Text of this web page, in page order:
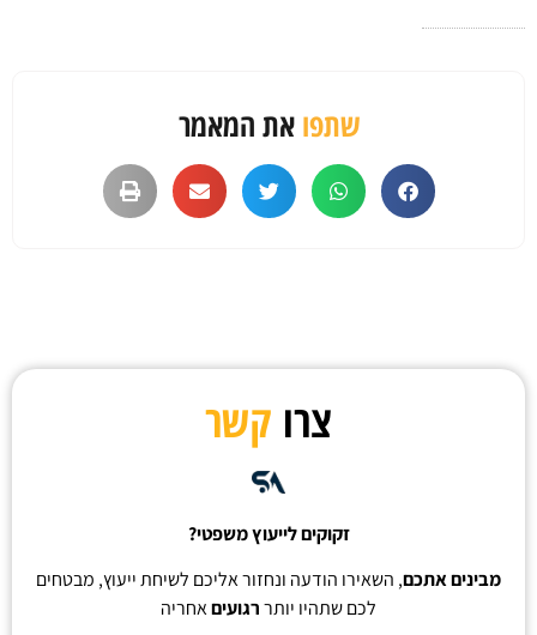
שתפואת המאמר
צרו קשר
זקוקים לייעוץ משפטי?
מבינים אתכם, השאירו הודעה ונחזור אליכם לשיחת ייעוץ, מבטחים
לכם שתהיו יותררגועיםאחריה